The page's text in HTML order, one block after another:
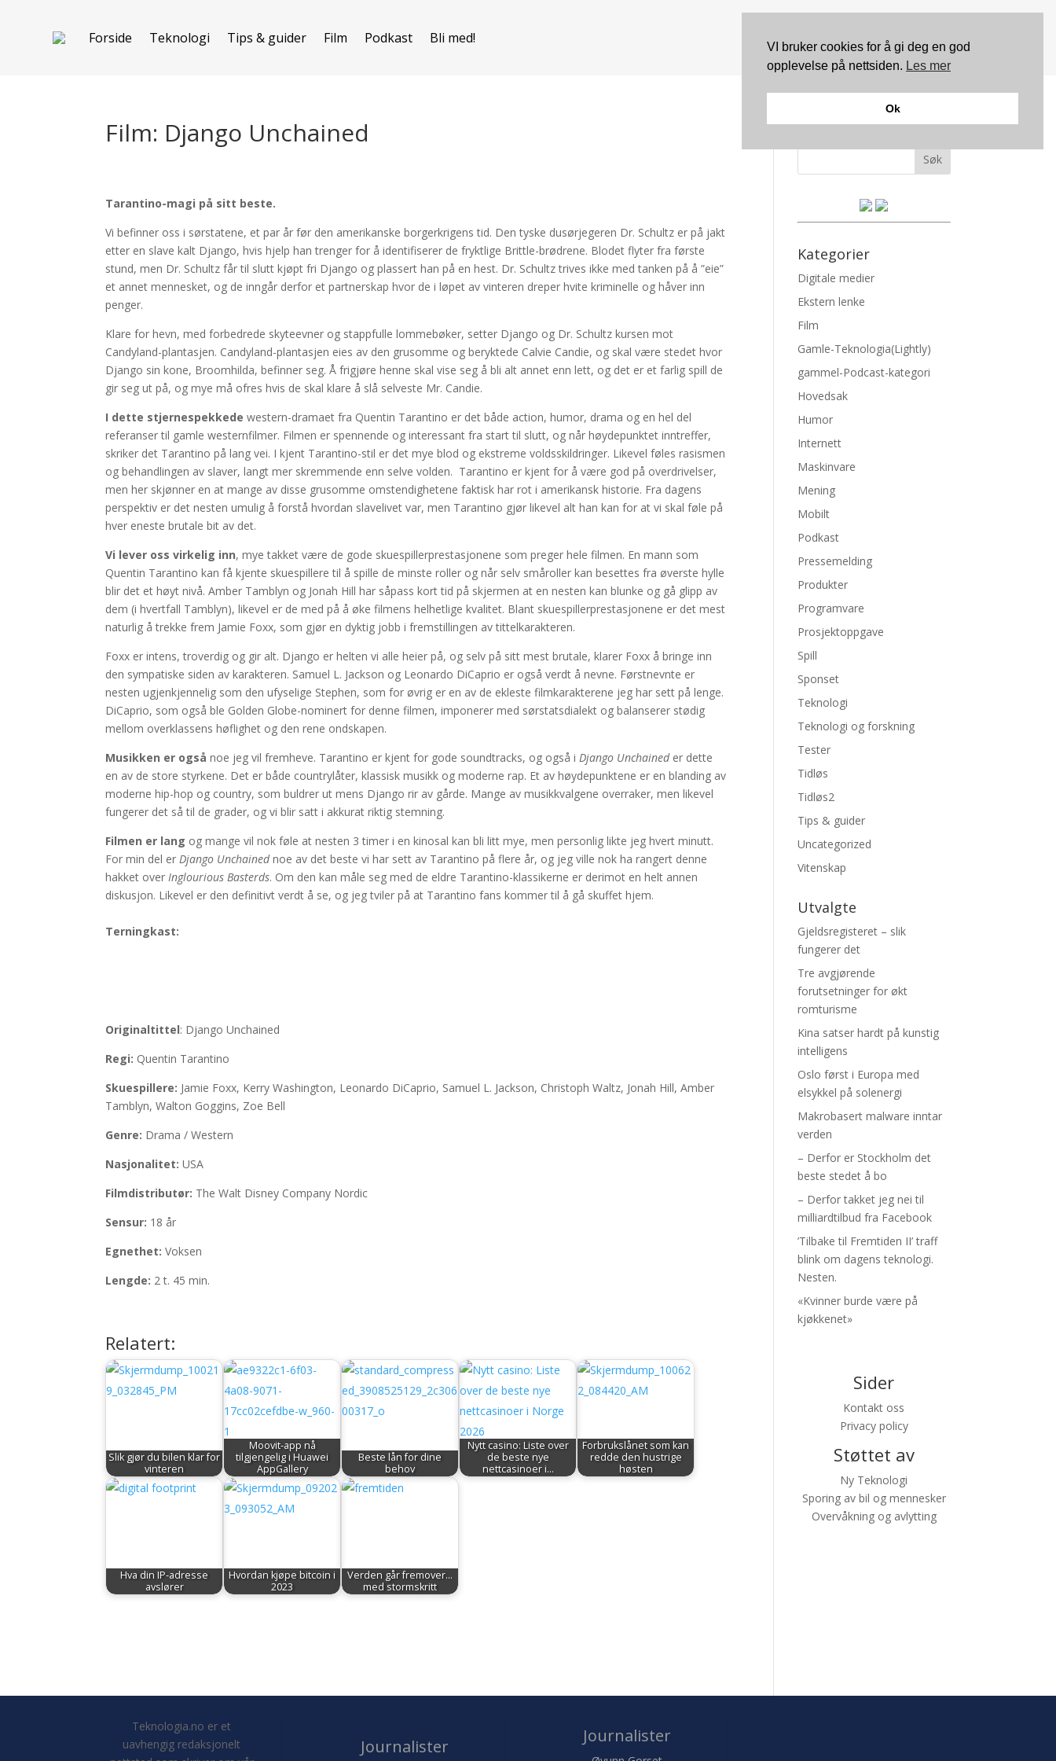
Forside Teknologi Tips & guider Film Podkast Bli med!
Film: Django Unchained
Tarantino-magi på sitt beste.
Vi befinner oss i sørstatene, et par år før den amerikanske borgerkrigens tid. Den tyske dusørjegeren Dr. Schultz er på jakt
etter en slave kalt Django, hvis hjelp han trenger for å identifiserer de fryktlige Brittle-brødrene. Blodet flyter fra første
stund, men Dr. Schultz får til slutt kjøpt fri Django og plassert han på en hest. Dr. Schultz trives ikke med tanken på å ”eie”
et annet mennesket, og de inngår derfor et partnerskap hvor de i løpet av vinteren dreper hvite kriminelle og håver inn
penger.
Klare for hevn, med forbedrede skyteevner og stappfulle lommebøker, setter Django og Dr. Schultz kursen mot
Candyland-plantasjen. Candyland-plantasjen eies av den grusomme og beryktede Calvie Candie, og skal være stedet hvor
Django sin kone, Broomhilda, befinner seg. Å frigjøre henne skal vise seg å bli alt annet enn lett, og det er et farlig spill de
gir seg ut på, og mye må ofres hvis de skal klare å slå selveste Mr. Candie.
I dette stjernespekkede western-dramaet fra Quentin Tarantino er det både action, humor, drama og en hel del
referanser til gamle westernfilmer. Filmen er spennende og interessant fra start til slutt, og når høydepunktet inntreffer,
skriker det Tarantino på lang vei. I kjent Tarantino-stil er det mye blod og ekstreme voldsskildringer. Likevel føles rasismen
og behandlingen av slaver, langt mer skremmende enn selve volden. Tarantino er kjent for å være god på overdrivelser,
men her skjønner en at mange av disse grusomme omstendighetene faktisk har rot i amerikansk historie. Fra dagens
perspektiv er det nesten umulig å forstå hvordan slavelivet var, men Tarantino gjør likevel alt han kan for at vi skal føle på
hver eneste brutale bit av det.
Vi lever oss virkelig inn, mye takket være de gode skuespillerprestasjonene som preger hele filmen. En mann som
Quentin Tarantino kan få kjente skuespillere til å spille de minste roller og når selv småroller kan besettes fra øverste hylle
blir det et høyt nivå. Amber Tamblyn og Jonah Hill har såpass kort tid på skjermen at en nesten kan blunke og gå glipp av
dem (i hvertfall Tamblyn), likevel er de med på å øke filmens helhetlige kvalitet. Blant skuespillerprestasjonene er det mest
naturlig å trekke frem Jamie Foxx, som gjør en dyktig jobb i fremstillingen av tittelkarakteren.
Foxx er intens, troverdig og gir alt. Django er helten vi alle heier på, og selv på sitt mest brutale, klarer Foxx å bringe inn
den sympatiske siden av karakteren. Samuel L. Jackson og Leonardo DiCaprio er også verdt å nevne. Førstnevnte er
nesten ugjenkjennelig som den ufyselige Stephen, som for øvrig er en av de ekleste filmkarakterene jeg har sett på lenge.
DiCaprio, som også ble Golden Globe-nominert for denne filmen, imponerer med sørstatsdialekt og balanserer stødig
mellom overklassens høflighet og den rene ondskapen.
Musikken er ogsånoe jeg vil fremheve. Tarantino er kjent for gode soundtracks, og også iDjango Unchaineder dette
en av de store styrkene. Det er både countrylåter, klassisk musikk og moderne rap. Et av høydepunktene er en blanding av
moderne hip-hop og country, som buldrer ut mens Django rir av gårde. Mange av musikkvalgene overraker, men likevel
fungerer det så til de grader, og vi blir satt i akkurat riktig stemning.
Filmen er lang og mange vil nok føle at nesten 3 timer i en kinosal kan bli litt mye, men personlig likte jeg hvert minutt.
For min del erDjango Unchainednoe av det beste vi har sett av Tarantino på flere år, og jeg ville nok ha rangert denne
hakket overInglourious Basterds. Om den kan måle seg med de eldre Tarantino-klassikerne er derimot en helt annen
diskusjon. Likevel er den definitivt verdt å se, og jeg tviler på at Tarantino fans kommer til å gå skuffet hjem.
Terningkast:
Originaltittel: Django Unchained
Regi: Quentin Tarantino
Skuespillere: Jamie Foxx, Kerry Washington, Leonardo DiCaprio, Samuel L. Jackson, Christoph Waltz, Jonah Hill, Amber
Tamblyn, Walton Goggins, Zoe Bell
Genre: Drama / Western
Nasjonalitet: USA
Filmdistributør: The Walt Disney Company Nordic
Sensur: 18 år
Egnethet: Voksen
Lengde: 2 t. 45 min.
Relatert:
Slik gjør du bilen klar for
vinteren
Moovit-app nå
tilgjengelig i Huawei
AppGallery
Beste lån for dine
behov
Nytt casino: Liste over
de beste nye
nettcasinoer i…
Forbrukslånet som kan
redde den hustrige
høsten
Hva din IP-adresse
avslører
Hvordan kjøpe bitcoin i
2023
Verden går fremover...
med stormskritt
Søk
Kategorier
Digitale medier
Ekstern lenke
Film
Gamle-Teknologia(Lightly)
gammel-Podcast-kategori
Hovedsak
Humor
Internett
Maskinvare
Mening
Mobilt
Podkast
Pressemelding
Produkter
Programvare
Prosjektoppgave
Spill
Sponset
Teknologi
Teknologi og forskning
Tester
Tidløs
Tidløs2
Tips & guider
Uncategorized
Vitenskap
Utvalgte
Gjeldsregisteret – slik
fungerer det
Tre avgjørende
forutsetninger for økt
romturisme
Kina satser hardt på kunstig
intelligens
Oslo først i Europa med
elsykkel på solenergi
Makrobasert malware inntar
verden
– Derfor er Stockholm det
beste stedet å bo
– Derfor takket jeg nei til
milliardtilbud fra Facebook
’Tilbake til Fremtiden II’ traff
blink om dagens teknologi.
Nesten.
«Kvinner burde være på
kjøkkenet»
Sider
Kontakt oss
Privacy policy
Støttet av
Ny Teknologi
Sporing av bil og mennesker
Overvåkning og avlytting
Teknologia.no er et
uavhengig redaksjonelt
Journalister
Journalister
VI bruker cookies for å gi deg en god
opplevelse på nettsiden. Les mer
Ok